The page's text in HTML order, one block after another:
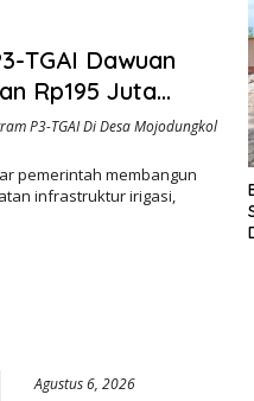
TGAI Dawuan
Rp195 Juta
Kepentingan
Petani
P3-TGAI Di Desa Mojodungkol
pemerintah membangun
infrastruktur irigasi,
Agustus 6, 2026